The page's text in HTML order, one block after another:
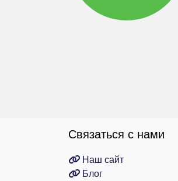
Связаться с нами
Наш сайт
Блог